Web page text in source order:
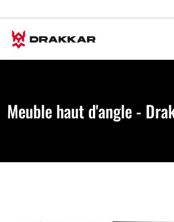
Meuble haut d'angle -